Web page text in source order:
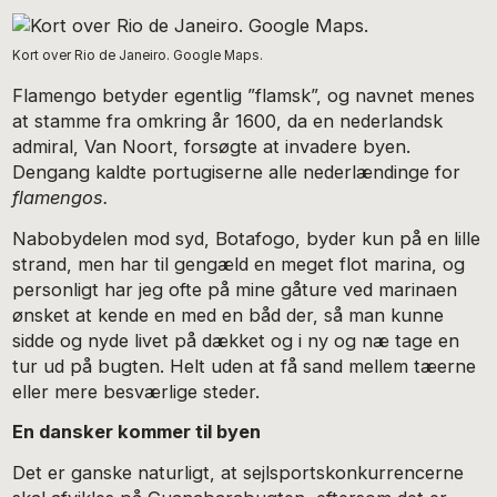
Kort over Rio de Janeiro. Google Maps.
Flamengo betyder egentlig ”flamsk”, og navnet menes
at stamme fra omkring år 1600, da en nederlandsk
admiral, Van Noort, forsøgte at invadere byen.
Dengang kaldte portugiserne alle nederlændinge for
flamengos.
Nabobydelen mod syd, Botafogo, byder kun på en lille
strand, men har til gengæld en meget flot marina, og
personligt har jeg ofte på mine gåture ved marinaen
ønsket at kende en med en båd der, så man kunne
sidde og nyde livet på dækket og i ny og næ tage en
tur ud på bugten. Helt uden at få sand mellem tæerne
eller mere besværlige steder.
En dansker kommer til byen
Det er ganske naturligt, at sejlsportskonkurrencerne